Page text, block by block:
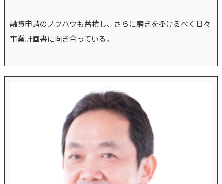
融資申請のノウハウも蓄積し、さらに磨きを掛けるべく日々
事業計画書に向き合っている。